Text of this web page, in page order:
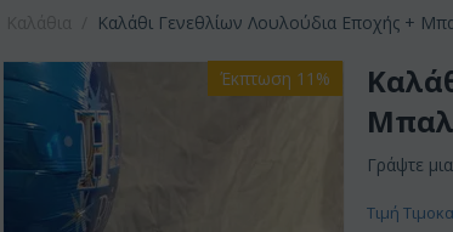
Καλάθι Γενεθλίων Λουλούδια Εποχής +
Έκπτωση 11%
Γράψτε μια
Τιμή